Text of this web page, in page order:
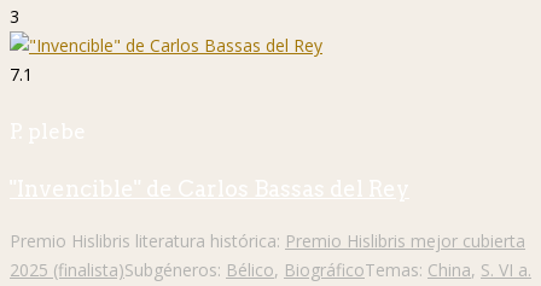
3
7.1
P. plebe
"Invencible" de Carlos Bassas del Rey
Premio Hislibris literatura histórica: Premio Hislibris mejor cubierta
2025 (finalista)Subgéneros: Bélico, BiográficoTemas: China, S. VI a.